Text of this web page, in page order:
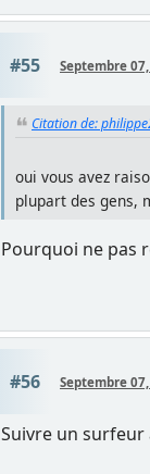
#55 Septembre
Citation de:
oui vous avez
plupart des gens,
Pourquoi ne pas
#56 Septembre
Suivre un